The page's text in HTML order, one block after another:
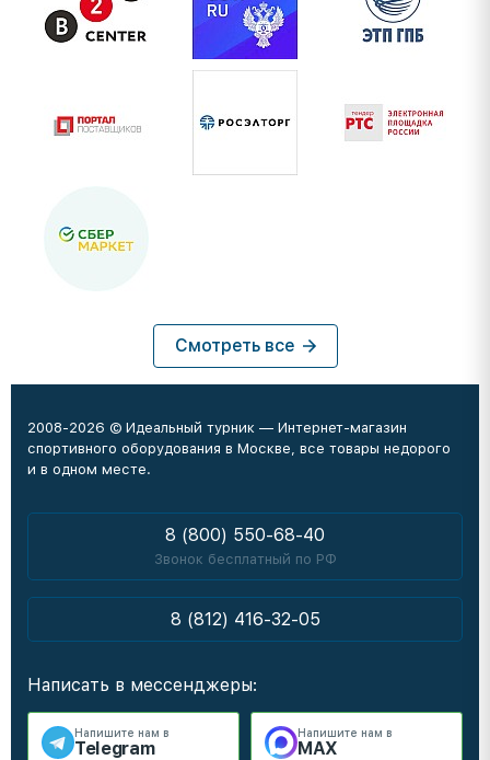
Смотреть все
2008-2026 © Идеальный турник — Интернет-магазин
спортивного оборудования в Москве, все товары недорого
и в одном месте.
8 (800) 550-68-40
Звонок бесплатный по РФ
8 (812) 416-32-05
Написать в мессенджеры:
Напишите нам в
Telegram
Напишите нам в
MAX